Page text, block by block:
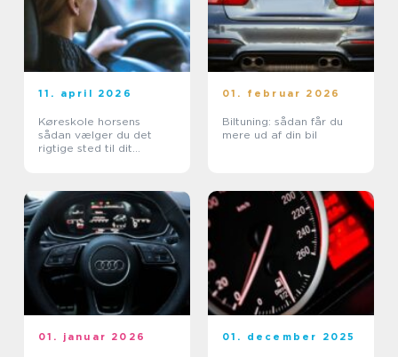
11. april 2026
Køreskole horsens
sådan vælger du det
rigtige sted til dit
01. februar 2026
Biltuning: sådan får du
mere ud af din bil
01. januar 2026 01. december 2025